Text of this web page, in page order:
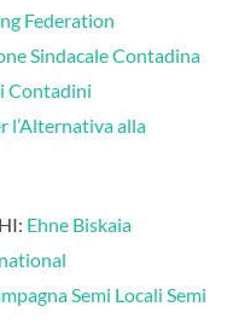
Federation
Sindacale Contadina
Contadini
l’Alternativa alla
Ehne Biskaia
Semi Locali Semi